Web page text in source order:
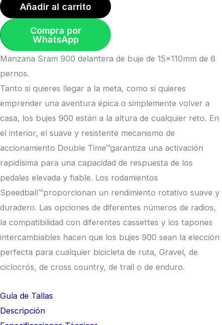
Añadir al carrito
Compra por
WhatsApp
Manzana Sram 900 delantera de buje de 15x110mm de 6
pernos.
Tanto si quieres llegar a la meta, como si quieres
emprender una aventura épica o simplemente volver a
casa, los bujes 900 están a la altura de cualquier reto. En
el interior, el suave y resistente mecanismo de
accionamiento Double Time™garantiza una activación
rapidísima para una capacidad de respuesta de los
pedales elevada y fiable. Los rodamientos
Speedball™proporcionan un rendimiento rotativo suave y
duradero. Las opciones de diferentes números de radios,
la compatibilidad con diferentes cassettes y los tapones
intercambiables hacen que los bujes 900 sean la elección
perfecta para cualquier bicicleta de ruta, Gravel, de
ciclocrós, de cross country, de trail o de enduro.
Guía de Tallas
Descripción